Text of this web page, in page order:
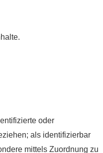
oder
als identifizierbar
mittels Zuordnung zu